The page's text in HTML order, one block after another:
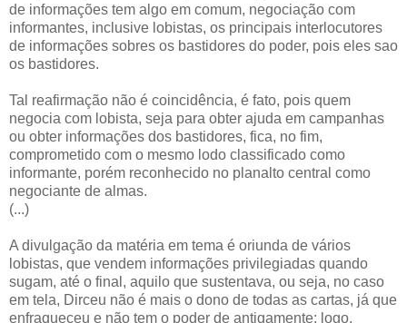
de informações tem algo em comum, negociação com
informantes, inclusive lobistas, os principais interlocutores
de informações sobres os bastidores do poder, pois eles sao
os bastidores.
Tal reafirmação não é coincidência, é fato, pois quem
negocia com lobista, seja para obter ajuda em campanhas
ou obter informações dos bastidores, fica, no fim,
comprometido com o mesmo lodo classificado como
informante, porém reconhecido no planalto central como
negociante de almas.
(...)
A divulgação da matéria em tema é oriunda de vários
lobistas, que vendem informações privilegiadas quando
sugam, até o final, aquilo que sustentava, ou seja, no caso
em tela, Dirceu não é mais o dono de todas as cartas, já que
enfraqueceu e não tem o poder de antigamente; logo,